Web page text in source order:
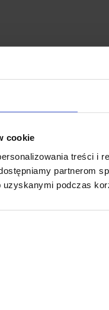
cookie
treści i
partnerom
podczas